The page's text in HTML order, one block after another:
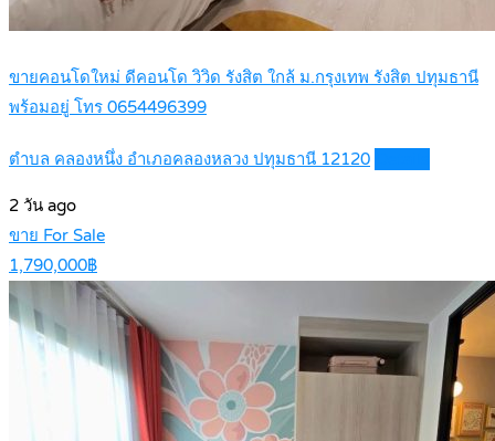
ขายคอนโดใหม่ ดีคอนโด วิวิด รังสิต ใกล้ ม.กรุงเทพ รังสิต ปทุมธานี
พร้อมอยู่ โทร 0654496399
ตำบล คลองหนึ่ง อำเภอคลองหลวง ปทุมธานี 12120
2 วัน ago
ขาย For Sale
1,790,000฿